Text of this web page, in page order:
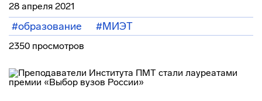
28 апреля 2021
#образование #МИЭТ
2350 просмотров